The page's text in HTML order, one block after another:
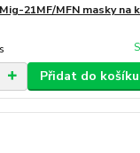
21MF/MFN masky na
Přidat do košíku